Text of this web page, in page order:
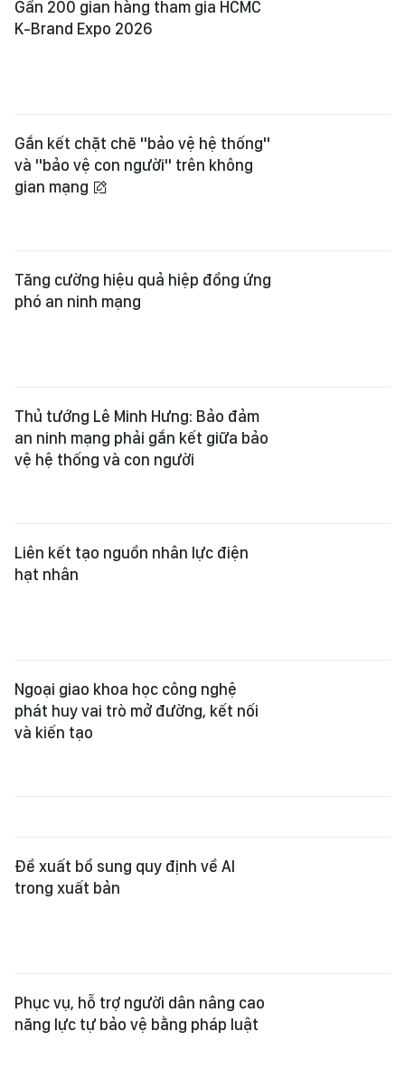
Gần 200 gian hàng tham gia HCMC
K-Brand Expo 2026
Gắn kết chặt chẽ "bảo vệ hệ thống"
và "bảo vệ con người" trên không
gian mạng
Tăng cường hiệu quả hiệp đồng ứng
phó an ninh mạng
Thủ tướng Lê Minh Hưng: Bảo đảm
an ninh mạng phải gắn kết giữa bảo
vệ hệ thống và con người
Liên kết tạo nguồn nhân lực điện
hạt nhân
Ngoại giao khoa học công nghệ
phát huy vai trò mở đường, kết nối
và kiến tạo
Đề xuất bổ sung quy định về AI
trong xuất bản
Phục vụ, hỗ trợ người dân nâng cao
năng lực tự bảo vệ bằng pháp luật